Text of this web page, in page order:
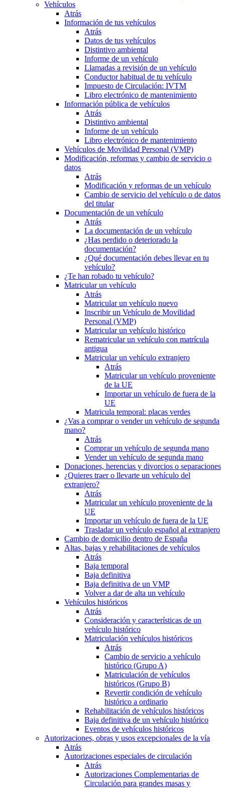
Vehículos
Atrás
Información de tus vehículos
Atrás
Datos de tus vehículos
Distintivo ambiental
Informe de un vehículo
Llamadas a revisión de un vehículo
Conductor habitual de tu vehículo
Impuesto de Circulación: IVTM
Libro electrónico de mantenimiento
Información pública de vehículos
Atrás
Distintivo ambiental
Informe de un vehículo
Libro electrónico de mantenimiento
Vehículos de Movilidad Personal (VMP)
Modificación, reformas y cambio de servicio o
datos
Atrás
Modificación y reformas de un vehículo
Cambio de servicio del vehículo o de datos
del titular
Documentación de un vehículo
Atrás
La documentación de un vehículo
¿Has perdido o deteriorado la
documentación?
¿Qué documentación debes llevar en tu
vehículo?
¿Te han robado tu vehículo?
Matricular un vehículo
Atrás
Matricular un vehículo nuevo
Inscribir un Vehículo de Movilidad
Personal (VMP)
Matricular un vehículo histórico
Rematricular un vehículo con matrícula
antigua
Matricular un vehículo extranjero
Atrás
Matricular un vehículo proveniente
de la UE
Importar un vehículo de fuera de la
UE
Matricula temporal: placas verdes
¿Vas a comprar o vender un vehículo de segunda
mano?
Atrás
Comprar un vehículo de segunda mano
Vender un vehículo de segunda mano
Donaciones, herencias y divorcios o separaciones
¿Quieres traer o llevarte un vehículo del
extranjero?
Atrás
Matricular un vehículo proveniente de la
UE
Importar un vehículo de fuera de la UE
Trasladar un vehículo español al extranjero
Cambio de domicilio dentro de España
Altas, bajas y rehabilitaciones de vehículos
Atrás
Baja temporal
Baja definitiva
Baja definitiva de un VMP
Volver a dar de alta un vehículo
Vehículos históricos
Atrás
Consideración y características de un
vehículo histórico
Matriculación vehículos históricos
Atrás
Cambio de servicio a vehículo
histórico (Grupo A)
Matriculación de vehículos
históricos (Grupo B)
Revertir condición de vehículo
histórico a ordinario
Rehabilitación de vehículos históricos
Baja definitiva de un vehículo histórico
Eventos de vehículos históricos
Autorizaciones, obras y usos excepcionales de la vía
Atrás
Autorizaciones especiales de circulación
Atrás
Autorizaciones Complementarias de
Circulación para grandes masas y